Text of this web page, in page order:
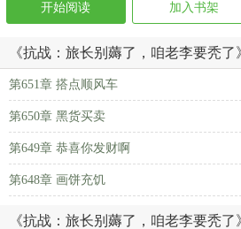
开始阅读 加入书架
《抗战：旅长别薅了，咱老李要秃
第651章 搭点顺风车
第650章 黑货买卖
第649章 恭喜你发财啊
第648章 画饼充饥
《抗战：旅长别薅了，咱老李要秃